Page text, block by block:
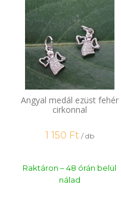
Angyal medál ezüst fehér
cirkonnal
1 150 Ft / db
Raktáron – 48 órán belül
nálad